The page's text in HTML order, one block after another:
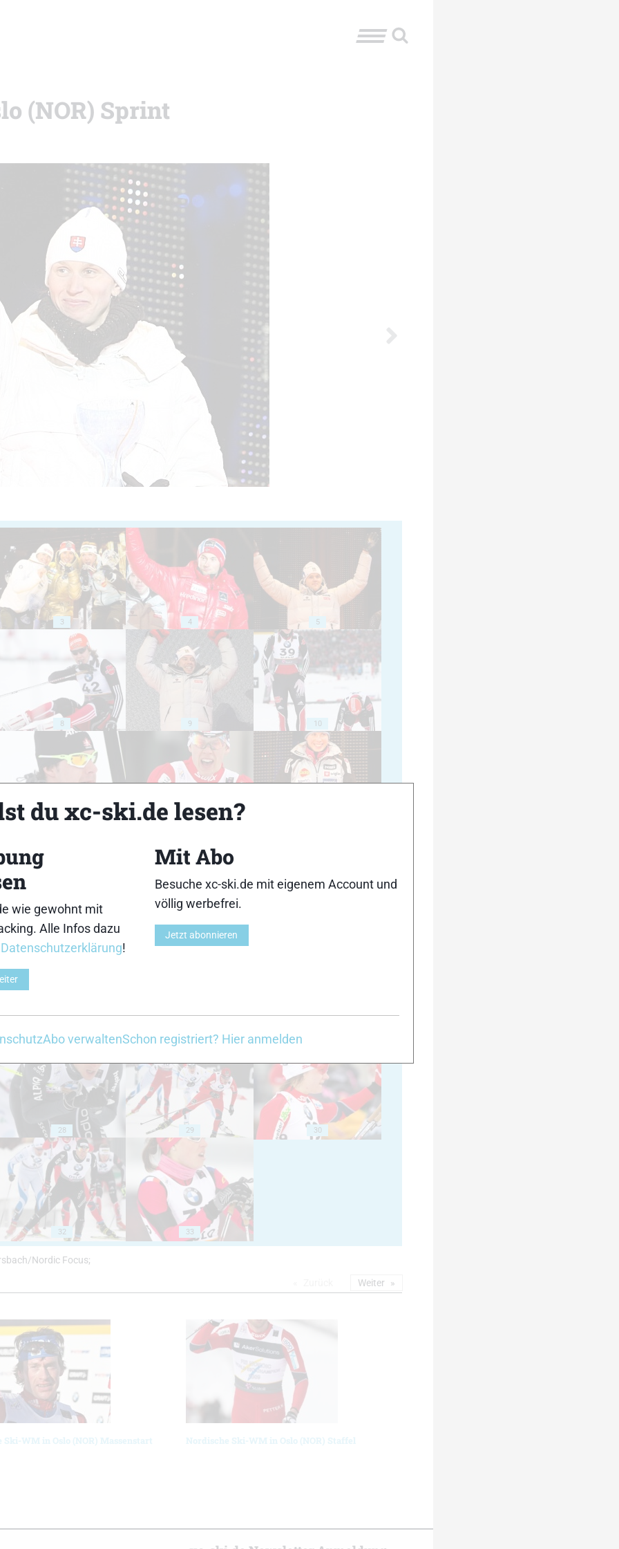
(NOR) Sprint
3 4 5
8 9 10
18 19
28 29 30
32 33
Nordic Focus;
Ski-WM in Oslo (NOR) Massenstart Nordische Ski-WM in Oslo (NOR) Staffel
Weiter
du xc-ski.de lesen?
wie gewohnt mit
Alle Infos dazu
Datenschutzerklärung!
Mit Abo
Besuche xc-ski.de mit eigenem Account und
völlig werbefrei.
Jetzt abonnieren
Abo verwaltenSchon registriert? Hier anmelden